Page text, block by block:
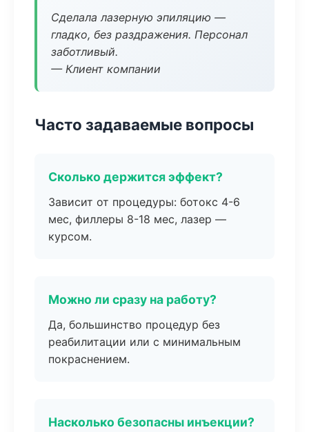
Сделала лазерную эпиляцию —
гладко, без раздражения. Персонал
заботливый.
— Клиент компании
Часто задаваемые вопросы
Сколько держится эффект?
Зависит от процедуры: ботокс 4-6
мес, филлеры 8-18 мес, лазер —
курсом.
Можно ли сразу на работу?
Да, большинство процедур без
реабилитации или с минимальным
покраснением.
Насколько безопасны инъекции?